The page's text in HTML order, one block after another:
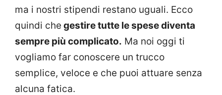
ma i nostri stipendi restano uguali. Ecco
quindi che gestire tutte le spese diventa
sempre più complicato. Ma noi oggi ti
vogliamo far conoscere un trucco
semplice, veloce e che puoi attuare senza
alcuna fatica.